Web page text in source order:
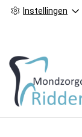
Instellingen